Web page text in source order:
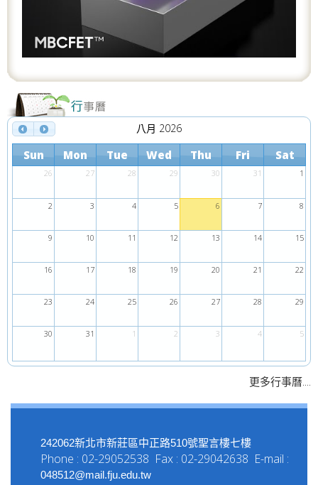
八月 2026
Sun Mon Tue Wed Thu Fri Sat
26 27 28 29 30 31 1
2 3 4 5 6 7 8
9 10 11 12 13 14 15
16 17 18 19 20 21 22
23 24 25 26 27 28 29
30 31 1 2 3 4 5
更多行事曆....
242062新北市新莊區中正路510號聖言樓七樓
Phone : 02-29052538 Fax : 02-29042638 E-mail :
048512@mail.fju.edu.tw